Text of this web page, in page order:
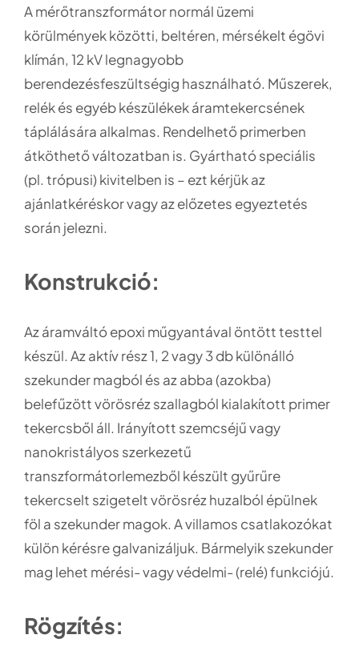
A mérőtranszformátor normál üzemi
körülmények közötti, beltéren, mérsékelt égövi
klímán, 12 kV legnagyobb
berendezésfeszültségig használható. Műszerek,
relék és egyéb készülékek áramtekercsének
táplálására alkalmas. Rendelhető primerben
átköthető változatban is. Gyártható speciális
(pl. trópusi) kivitelben is – ezt kérjük az
ajánlatkéréskor vagy az előzetes egyeztetés
során jelezni.
Konstrukció:
Az áramváltó epoxi műgyantával öntött testtel
készül. Az aktív rész 1, 2 vagy 3 db különálló
szekunder magból és az abba (azokba)
belefűzött vörösréz szallagból kialakított primer
tekercsből áll. Irányított szemcséjű vagy
nanokristályos szerkezetű
transzformátorlemezből készült gyűrűre
tekercselt szigetelt vörösréz huzalból épülnek
föl a szekunder magok. A villamos csatlakozókat
külön kérésre galvanizáljuk. Bármelyik szekunder
mag lehet mérési- vagy védelmi- (relé) funkciójú.
Rögzítés: